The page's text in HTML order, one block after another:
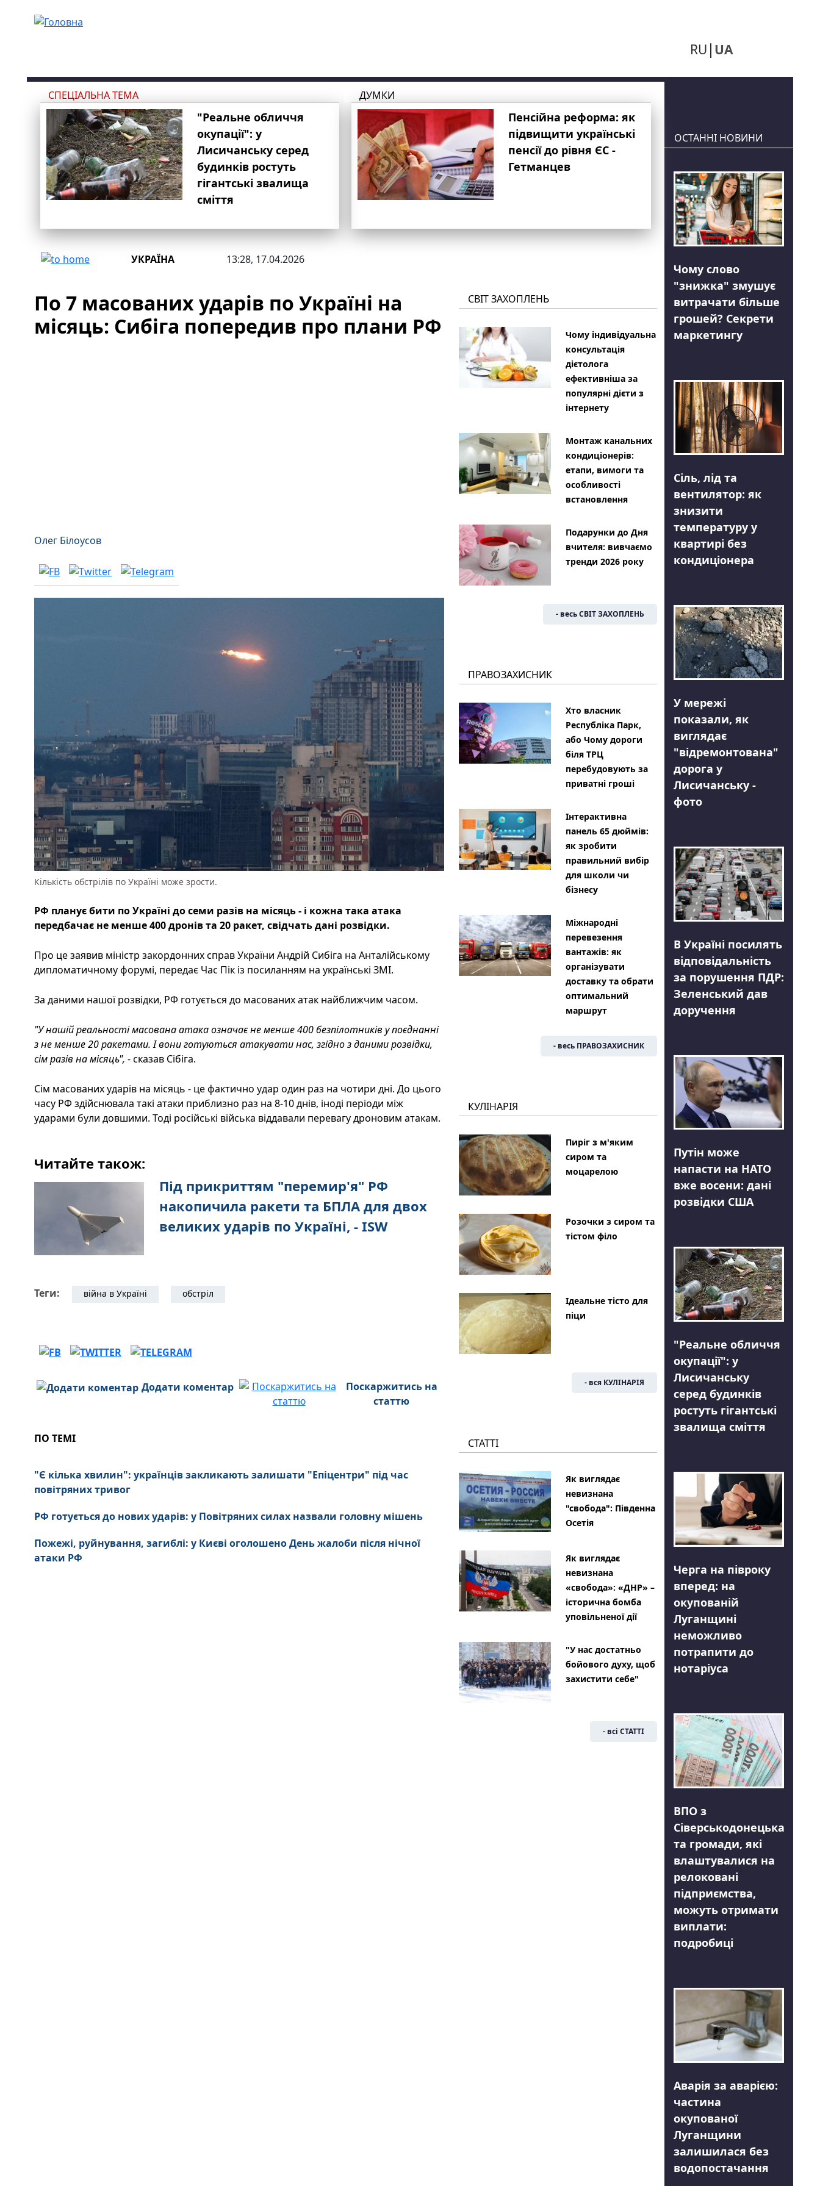
RU UA
СПЕЦІАЛЬНА ТЕМА
"Реальне обличчя
окупації": у
Лисичанську серед
будинків ростуть
гігантські звалища
сміття
ДУМКИ
Пенсійна реформа: як
підвищити українські
пенсії до рівня ЄС -
Гетманцев
УКРАЇНА 13:28, 17.04.2026
По 7 масованих ударів по Україні на
місяць: Сибіга попередив про плани РФ
Олег Білоусов
Кількість обстрілів по Україні може зрости.
РФ планує бити по Україні до семи разів на місяць - і кожна така атака
передбачає не менше 400 дронів та 20 ракет, свідчать дані розвідки.
Про це заявив міністр закордонних справ України Андрій Сибіга на Анталійському
дипломатичному форумі, передає Час Пік із посиланням на українські ЗМІ.
За даними нашої розвідки, РФ готується до масованих атак найближчим часом.
"У нашій реальності масована атака означає не менше 400 безпілотників у поєднанні
з не менше 20 ракетами. І вони готуються атакувати нас, згідно з даними розвідки,
сім разів на місяць", - сказав Сібіга.
Сім масованих ударів на місяць - це фактично удар один раз на чотири дні. До цього
часу РФ здійснювала такі атаки приблизно раз на 8-10 днів, іноді періоди між
ударами були довшими. Тоді російські війська віддавали перевагу дроновим атакам.
Читайте також:
Під прикриттям "перемир'я" РФ
накопичила ракети та БПЛА для двох
великих ударів по Україні, - ISW
Теги: війна в Україні обстріл
Додати коментар
Поскаржитись на
статтю
ПО ТЕМІ
"Є кілька хвилин": українців закликають залишати "Епіцентри" під час
повітряних тривог
РФ готується до нових ударів: у Повітряних силах назвали головну мішень
Пожежі, руйнування, загиблі: у Києві оголошено День жалоби після нічної
атаки РФ
СВІТ ЗАХОПЛЕНЬ
Чому індивідуальна
консультація
дієтолога
ефективніша за
популярні дієти з
інтернету
Монтаж канальних
кондиціонерів:
етапи, вимоги та
особливості
встановлення
Подарунки до Дня
вчителя: вивчаємо
тренди 2026 року
- весь СВІТ ЗАХОПЛЕНЬ
ПРАВОЗАХИСНИК
Хто власник
Республіка Парк,
або Чому дороги
біля ТРЦ
перебудовують за
приватні гроші
Інтерактивна
панель 65 дюймів:
як зробити
правильний вибір
для школи чи
бізнесу
Міжнародні
перевезення
вантажів: як
організувати
доставку та обрати
оптимальний
маршрут
- весь ПРАВОЗАХИСНИК
КУЛІНАРІЯ
Пиріг з м'яким
сиром та
моцарелою
Розочки з сиром та
тістом філо
Ідеальне тісто для
піци
- вся КУЛІНАРІЯ
СТАТТІ
Як виглядає
невизнана
"свобода": Південна
Осетія
Як виглядає
невизнана
«свобода»: «ДНР» –
історична бомба
уповільненої дії
"У нас достатньо
бойового духу, щоб
захистити себе"
- всі СТАТТІ
ОСТАННІ НОВИНИ
Чому слово
"знижка" змушує
витрачати більше
грошей? Секрети
маркетингу
Сіль, лід та
вентилятор: як
знизити
температуру у
квартирі без
кондиціонера
У мережі
показали, як
виглядає
"відремонтована"
дорога у
Лисичанську -
фото
В Україні посилять
відповідальність
за порушення ПДР:
Зеленський дав
доручення
Путін може
напасти на НАТО
вже восени: дані
розвідки США
"Реальне обличчя
окупації": у
Лисичанську
серед будинків
ростуть гігантські
звалища сміття
Черга на півроку
вперед: на
окупованій
Луганщині
неможливо
потрапити до
нотаріуса
ВПО з
Сіверськодонецька
та громади, які
влаштувалися на
релоковані
підприємства,
можуть отримати
виплати:
подробиці
Аварія за аварією:
частина
окупованої
Луганщини
залишилася без
водопостачання